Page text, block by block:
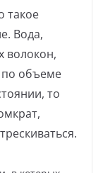
такое
Вода,
волокон,
по объеме
то